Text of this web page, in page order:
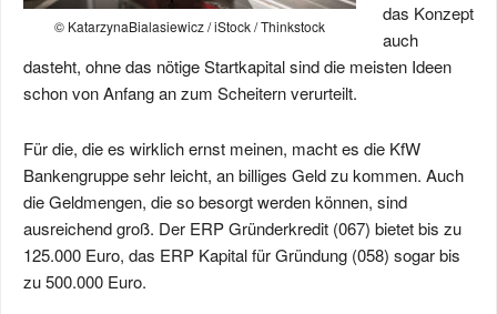
© KatarzynaBialasiewicz / iStock / Thinkstock
das Konzept
auch
dasteht, ohne das nötige Startkapital sind die meisten Ideen
schon von Anfang an zum Scheitern verurteilt.
Für die, die es wirklich ernst meinen, macht es die KfW
Bankengruppe sehr leicht, an billiges Geld zu kommen. Auch
die Geldmengen, die so besorgt werden können, sind
ausreichend groß. Der ERP Gründerkredit (067) bietet bis zu
125.000 Euro, das ERP Kapital für Gründung (058) sogar bis
zu 500.000 Euro.